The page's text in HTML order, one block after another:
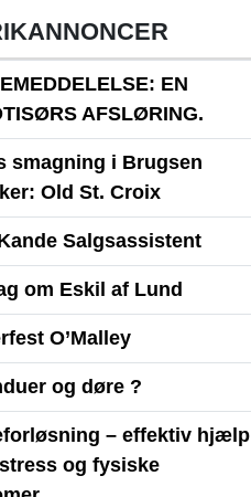
EN
AFSLØRING.
smagning i Brugsen
Old St. Croix
Salgsassistent
om Eskil af Lund
O’Malley
og døre ?
– effektiv hjælp
og fysiske